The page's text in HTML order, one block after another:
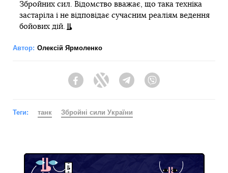
Збройних сил. Відомство вважає, що така техніка
застаріла і не відповідає сучасним реаліям ведення
бойових дій.
Автор: Олексій Ярмоленко
FacebookTwitter Telegram
Теги: танк Збройні сили України